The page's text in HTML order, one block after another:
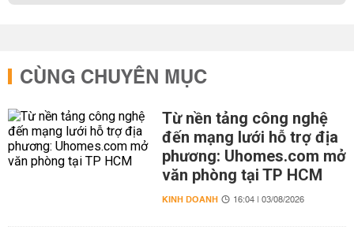
CÙNG CHUYÊN MỤC
Từ nền tảng công nghệ
đến mạng lưới hỗ trợ địa
phương: Uhomes.com mở
văn phòng tại TP HCM
KINH DOANH 16:04 | 03/08/2026